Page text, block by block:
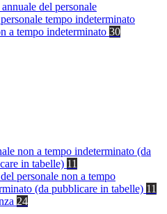
del personale
tempo indeterminato
a tempo indeterminato 30
non a tempo indeterminato (da
in tabelle) 11
personale non a tempo
(da pubblicare in tabelle) 11
24